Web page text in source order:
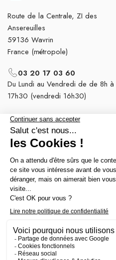
Route de la Centrale, ZI des
Ansereuilles
59136 Wavrin
France (métropole)
03 20 17 03 60
Du Lundi au Vendredi de de 8h à
17h30 (vendredi 16h30)
Nos tops catégories
Notre société